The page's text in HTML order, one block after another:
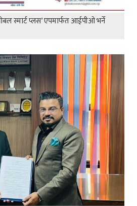
स्मार्ट प्लस’ एपमार्फत आईपीओ भर्ने